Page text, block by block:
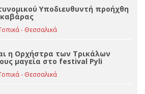
γενοκτονία στην
Απόψεις
Υποδιευθυντή προήχθη
Τοπικά - Θεσσαλικά